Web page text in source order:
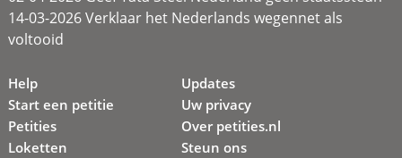
14-03-2026 Verklaar het Nederlands wegennet als
voltooid
Help
Start een petitie
Petities
Loketten
Updates
Uw privacy
Over petities.nl
Steun ons